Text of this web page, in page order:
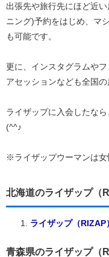
出張先や旅行先にほど近
ニング)予約をはじめ、マ
も可能です。
更に、インスタグラムや
アセッションなども全国の
ライザップに入会したな
(^^♪
※ライザップウーマンは女
北海道のライザップ（
ライザップ（RIZAP
青森県のライザップ（